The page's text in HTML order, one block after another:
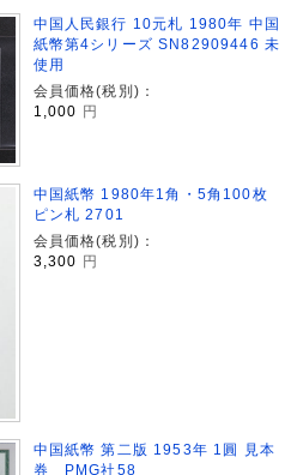
中国人民銀行 10元札 1980年 中国
紙幣第4シリーズ SN82909446 未
使用
会員価格(税別)：
1,000 円
中国紙幣 1980年1角・5角100枚
ピン札 2701
会員価格(税別)：
3,300 円
中国紙幣 第二版 1953年 1圓 見本
券 PMG社58